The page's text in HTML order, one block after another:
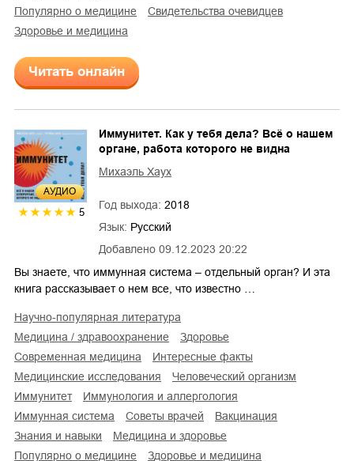
популярно о медицине
свидетельства очевидцев
здоровье и медицина
Читать онлайн
AУДИО
5
Добавлено 09.12.2023 20:22
Иммунитет. Как у тебя дела? Всё о нашем
органе, работа которого не видна
Михаэль Хаух
Год выхода: 2018
Язык: Русский
Вы знаете, что иммунная система – отдельный орган? И эта
книга рассказывает о нем все, что известно …
научно-популярная литература
медицина / здравоохранение
здоровье
современная медицина
интересные факты
медицинские исследования
человеческий организм
иммунитет
иммунология и аллергология
иммунная система
советы врачей
вакцинация
знания и навыки
медицина и здоровье
популярно о медицине
здоровье и медицина